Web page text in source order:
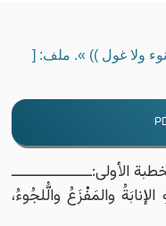
ولا غول )) ». ملف: [
والمَفْزَعُ والُّلجُوءُ،